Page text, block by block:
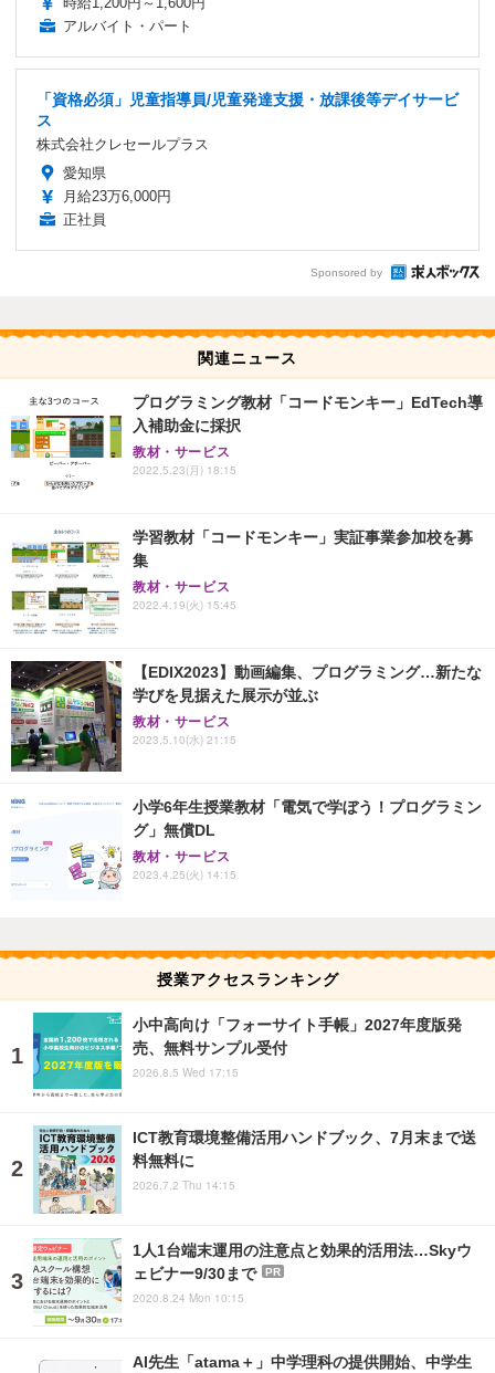
アルバイト・パート
「資格必須」児童指導員/児童発達支援・放課後等デイサービ
ス
株式会社クレセールプラス
愛知県
月給23万6,000円
正社員
Sponsored by
関連ニュース
プログラミング教材「コードモンキー」EdTech導
入補助金に採択
教材・サービス
2022.5.23(月) 18:15
学習教材「コードモンキー」実証事業参加校を募
集
教材・サービス
2022.4.19(火) 15:45
【EDIX2023】動画編集、プログラミング…新たな
学びを見据えた展示が並ぶ
教材・サービス
2023.5.10(水) 21:15
小学6年生授業教材「電気で学ぼう！プログラミン
グ」無償DL
教材・サービス
2023.4.25(火) 14:15
授業アクセスランキング
小中高向け「フォーサイト手帳」2027年度版発
売、無料サンプル受付
2026.8.5 Wed 17:15
ICT教育環境整備活用ハンドブック、7月末まで送
料無料に
2026.7.2 Thu 14:15
1人1台端末運用の注意点と効果的活用法…Skyウ
ェビナー9/30まで
PR
2020.8.24 Mon 10:15
AI先生「atama＋」中学理科の提供開始、中学生